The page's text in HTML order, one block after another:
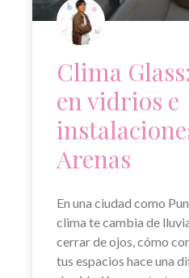
Clima
en vidrios e
Arenas
En una ciudad como
clima te cambia de
cerrar de ojos, cómo
tus espacios hace una